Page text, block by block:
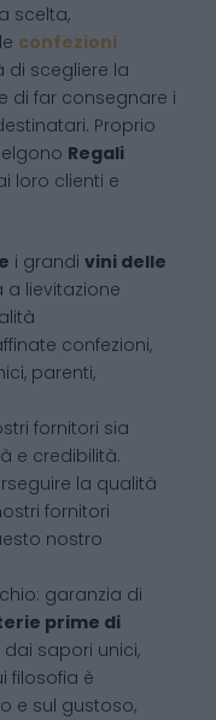
scelta,
confezioni
di scegliere la
di far consegnare i
Proprio
Regali
loro clienti e
i grandi vini delle
lievitazione
confezioni,
parenti,
fornitori sia
e credibilità.
la qualità
fornitori
nostro
garanzia di
prime di
dai sapori unici,
filosofia è
e sul gustoso,